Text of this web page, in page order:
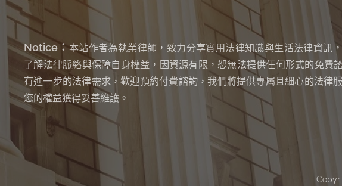
Notice：本站作者為執業律師，致力分享實用法律知識與生活法律資訊
了解法律脈絡與保障自身權益，因資源有限，恕無法提供任何形式的免費
有進一步的法律需求，歡迎預約付費諮詢，我們將提供專屬且細心的法律
您的權益獲得妥善維護。